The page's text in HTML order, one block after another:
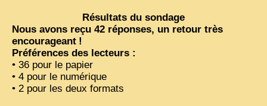
2025 LAOS 1950 CPSM
2026 PERI, VIÊT-CONG
VIETNAM
ZOOM PHOTO
DÊ THAM
Résultats du sondage
Nous avons reçu 42 réponses, un retour très
encourageant !
Préférences des lecteurs :
• 36 pour le papier
• 4 pour le numérique
• 2 pour les deux formats